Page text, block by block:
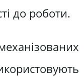
до роботи.